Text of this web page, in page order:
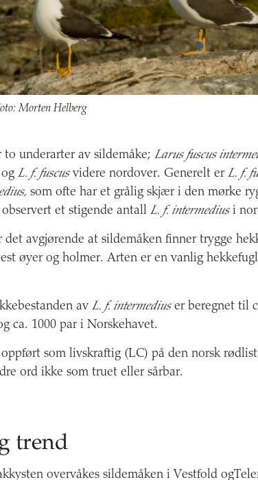
Morten Helberg
to underarter av sildemåke; Larus fuscus
L. f. fuscusvidere nordover. Generelt er L. f.
som ofte har et grålig skjær i den mørke
et stigende antall L. f. intermediusi
avgjørende at sildemåken finner trygge
øyer og holmer. Arten er en vanlig
av L. f. intermediuser beregnet til
ca. 1000 par i Norskehavet.
som livskraftig (LC) på den norsk
ord ikke som truet eller sårbar.
trend
overvåkes sildemåken i Vestfold